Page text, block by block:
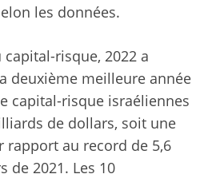
les données.
risque, 2022 a
deuxième meilleure année
capital-risque israéliennes
de dollars, soit une
rapport au record de 5,6
de 2021. Les 10